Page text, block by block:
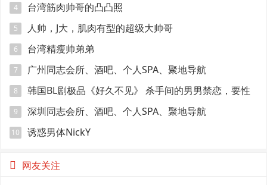
4 台湾筋肉帅哥的凸凸照
5 人帅，J大，肌肉有型的超级大帅哥
6 台湾精瘦帅弟弟
7 广州同志会所、酒吧、个人SPA、聚地导航
8
韩国BL剧极品《好久不见》 杀手间的男男禁恋，要性
命还是爱情？
9 深圳同志会所、酒吧、个人SPA、聚地导航
10 诱惑男体NickY
网友关注